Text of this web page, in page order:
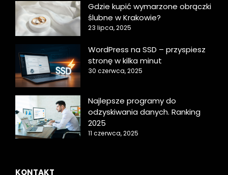
Gdzie kupić wymarzone obrączki
ślubne w Krakowie?
23 lipca, 2025
WordPress na SSD – przyspiesz
stronę w kilka minut
30 czerwca, 2025
Najlepsze programy do
odzyskiwania danych. Ranking
2025
11 czerwca, 2025
KONTAKT